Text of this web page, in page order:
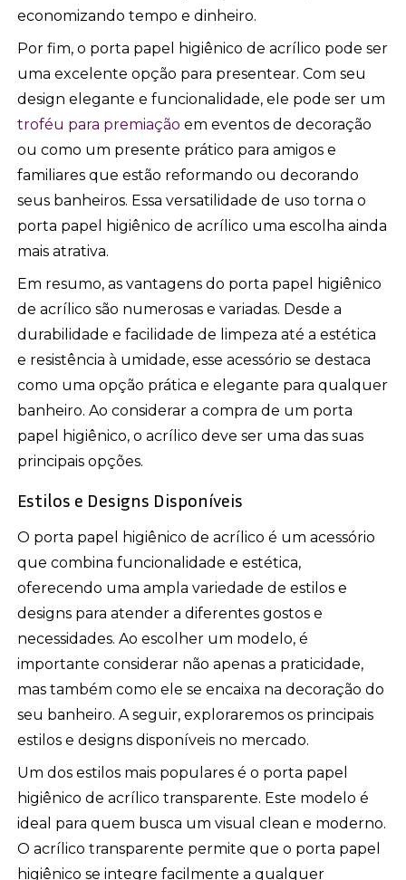
economizando tempo e dinheiro.
Por fim, o porta papel higiênico de acrílico pode ser
uma excelente opção para presentear. Com seu
design elegante e funcionalidade, ele pode ser um
troféu para premiação em eventos de decoração
ou como um presente prático para amigos e
familiares que estão reformando ou decorando
seus banheiros. Essa versatilidade de uso torna o
porta papel higiênico de acrílico uma escolha ainda
mais atrativa.
Em resumo, as vantagens do porta papel higiênico
de acrílico são numerosas e variadas. Desde a
durabilidade e facilidade de limpeza até a estética
e resistência à umidade, esse acessório se destaca
como uma opção prática e elegante para qualquer
banheiro. Ao considerar a compra de um porta
papel higiênico, o acrílico deve ser uma das suas
principais opções.
Estilos e Designs Disponíveis
O porta papel higiênico de acrílico é um acessório
que combina funcionalidade e estética,
oferecendo uma ampla variedade de estilos e
designs para atender a diferentes gostos e
necessidades. Ao escolher um modelo, é
importante considerar não apenas a praticidade,
mas também como ele se encaixa na decoração do
seu banheiro. A seguir, exploraremos os principais
estilos e designs disponíveis no mercado.
Um dos estilos mais populares é o porta papel
higiênico de acrílico transparente. Este modelo é
ideal para quem busca um visual clean e moderno.
O acrílico transparente permite que o porta papel
higiênico se integre facilmente a qualquer